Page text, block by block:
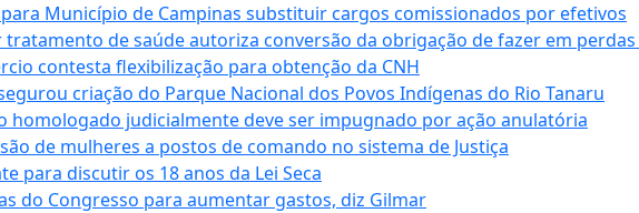
Município de Campinas substituir cargos comissionados por efetivos
de saúde autoriza conversão da obrigação de fazer em perdas
contesta flexibilização para obtenção da CNH
criação do Parque Nacional dos Povos Indígenas do Rio Tanaru
homologado judicialmente deve ser impugnado por ação anulatória
de mulheres a postos de comando no sistema de Justiça
para discutir os 18 anos da Lei Seca
do Congresso para aumentar gastos, diz Gilmar